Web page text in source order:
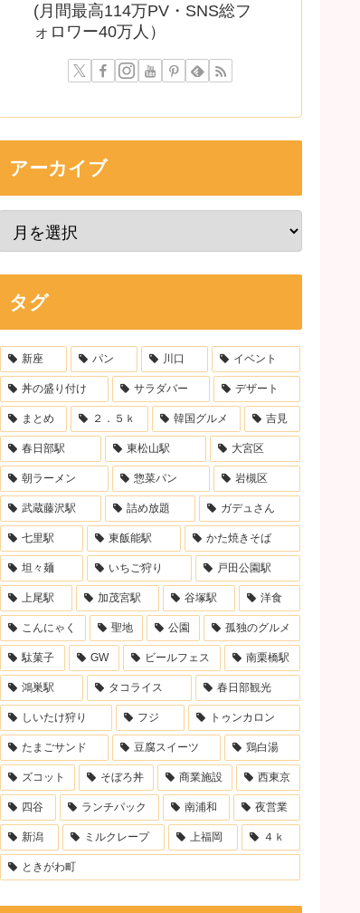
(月間最高114万PV・SNS総フ
ォロワー40万人）
アーカイブ
タグ
新座 パン 川口 イベント
丼の盛り付け サラダバー デザート
まとめ ２．５ｋ 韓国グルメ 吉見
春日部駅 東松山駅 大宮区
朝ラーメン 惣菜パン 岩槻区
武蔵藤沢駅 詰め放題 ガデュさん
七里駅 東飯能駅 かた焼きそば
坦々麺 いちご狩り 戸田公園駅
上尾駅 加茂宮駅 谷塚駅 洋食
こんにゃく 聖地 公園 孤独のグルメ
駄菓子 GW ビールフェス 南栗橋駅
鴻巣駅 タコライス 春日部観光
しいたけ狩り フジ トゥンカロン
たまごサンド 豆腐スイーツ 鶏白湯
ズコット そぼろ丼 商業施設 西東京
四谷 ランチパック 南浦和 夜営業
新潟 ミルクレープ 上福岡 ４ｋ
ときがわ町